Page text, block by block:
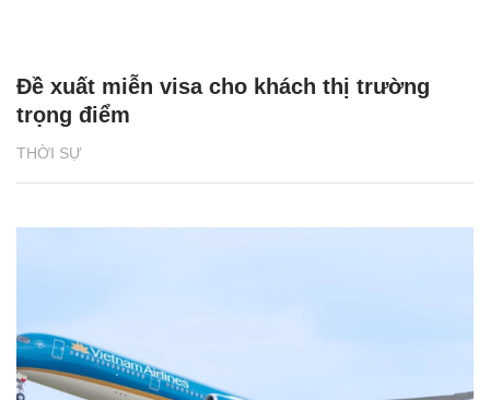
THỜI SỰ
Đề xuất miễn visa cho khách thị trường
trọng điểm